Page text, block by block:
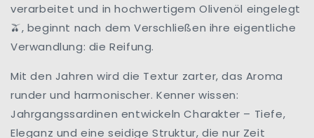
verarbeitet und in hochwertigem Olivenöl eingelegt
🫒, beginnt nach dem Verschließen ihre eigentliche
Verwandlung: die Reifung.
Mit den Jahren wird die Textur zarter, das Aroma
runder und harmonischer. Kenner wissen:
Jahrgangssardinen entwickeln Charakter – Tiefe,
Eleganz und eine seidige Struktur, die nur Zeit